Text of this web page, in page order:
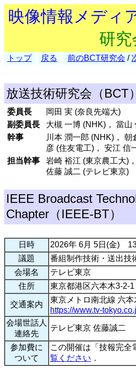
映像情報メディ
研
トップ 戻る 前のBCT研究会 /
放送技術研究会（BCT）
委員長
岡田 実 (奈良先端大)
副委員長
大槻 一博 (NHK)， 當山
幹事
川本 潤一郎 (NHK)，
彦 (住友電工)， 安江 信
担当幹事
岩崎 裕江 (東京農工大)
佐藤 誠二 (テレビ東京)
IEEE Broadcast
Chapter（IEEE-BT）
日時
2026年 6月 5日(金)
議題
番組制作技術・送出技
会場名
テレビ東京
住所
東京都港区六本木3-2-1
交通案内
東京メトロ南北線 六本
https://www.tv-
会場世話人
連絡先
テレビ東京 佐藤誠二
参加費に
ついて
この開催は「技報完全
覧ください ．